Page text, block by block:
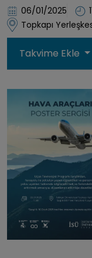
06/01/2025
Topkapı
Takvime Ekle